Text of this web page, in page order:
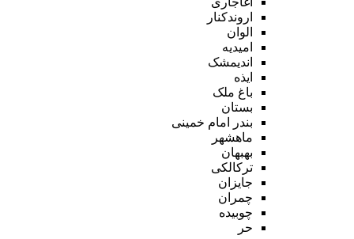
اروندکنار
الوان
امیدیه
اندیمشک
ایذه
باغ ملک
بستان
بندر امام خمینی
ماهشهر
بهبهان
ترکالکی
جایزان
چمران
چوبیده
حر